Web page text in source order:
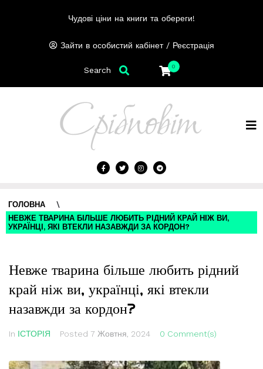
Чудові ціни на книги та обереги!
Зайти в особистий кабінет / Реєстрація
0
Search
ГОЛОВНА
\
НЕВЖЕ ТВАРИНА БІЛЬШЕ ЛЮБИТЬ РІДНИЙ КРАЙ НІЖ ВИ,
УКРАЇНЦІ, ЯКІ ВТЕКЛИ НАЗАВЖДИ ЗА КОРДОН?
Невже тварина більше любить рідний
край ніж ви, українці, які втекли
назавжди за кордон?
In ІСТОРІЯ Posted 7 Жовтня, 2024 0 Comment(s)